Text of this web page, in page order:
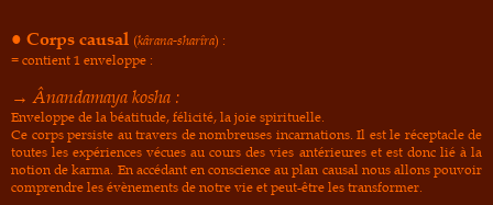
● Corps causal (kârana-sharîra) :
= contient 1 enveloppe :
→ Ânandamaya kosha :
Enveloppe de la béatitude, félicité, la joie spirituelle.
Ce corps persiste au travers de nombreuses incarnations. Il est le réceptacle de
toutes les expériences vécues au cours des vies antérieures et est donc lié à la
notion de karma. En accédant en conscience au plan causal nous allons pouvoir
comprendre les évènements de notre vie et peut-être les transformer.